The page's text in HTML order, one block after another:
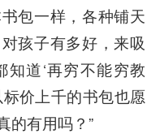
包一样，各种铺天
孩子有多好，来吸
道‘再穷不能穷教
价上千的书包也愿
的有用吗？”